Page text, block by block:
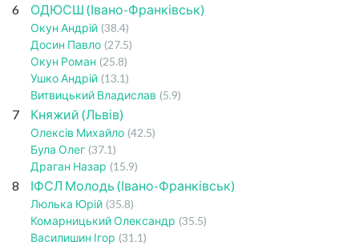
6 ОДЮСШ (Івано-Франківськ)
Окун Андрій (38.4)
Досин Павло (27.5)
Окун Роман (25.8)
Ушко Андрій (13.1)
Витвицький Владислав (5.9)
7 Княжий (Львів)
Олексів Михайло (42.5)
Була Олег (37.1)
Драган Назар (15.9)
8 ІФСЛ Молодь (Івано-Франківськ)
Люлька Юрій (35.8)
Комарницький Олександр (35.5)
Василишин Ігор (31.1)